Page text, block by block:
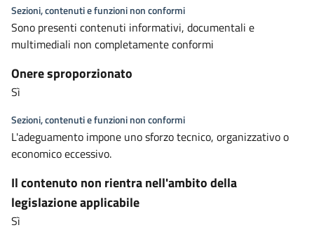
Sezioni, contenuti e funzioni non conformi
Sono presenti contenuti informativi, documentali e
multimediali non completamente conformi
Onere sproporzionato
Sì
Sezioni, contenuti e funzioni non conformi
L'adeguamento impone uno sforzo tecnico, organizzativo o
economico eccessivo.
Il contenuto non rientra nell'ambito della
legislazione applicabile
Sì